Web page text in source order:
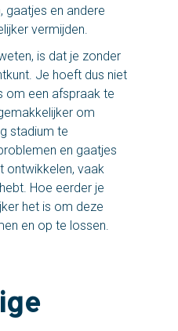
gaatjes en andere
vermijden.
is dat je zonder
Je hoeft dus niet
om een afspraak te
om
stadium te
en gaatjes
ontwikkelen, vaak
Hoe eerder je
het is om deze
en op te lossen.